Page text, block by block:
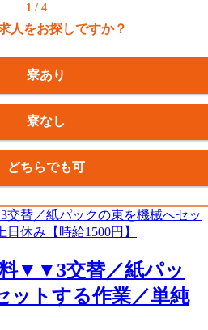
1 / 4
人をお探しですか？
寮あり
寮なし
どちらでも可
▼▼3交替／紙パッ
ットする作業／単純